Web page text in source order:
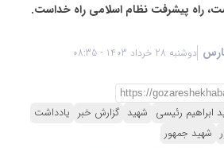
راه پیشرفت نظام اسلامی راه خداست.
دوشنبه 28 خرداد 1403 - 08:35
ابراهیم رئیسی شهید گزارش خبر یادداشت
شهید جمهور